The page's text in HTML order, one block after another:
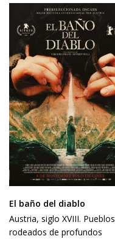
El baño del diablo
Austria, siglo XVIII. Pueblos
rodeados de profundos